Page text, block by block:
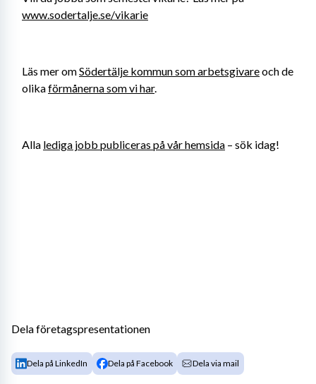
www.sodertalje.se/vikarie
Läs mer om Södertälje kommun som arbetsgivare och de
olika förmånerna som vi har.
Alla lediga jobb publiceras på vår hemsida – sök idag!
Dela företagspresentationen
Dela på LinkedIn Dela på Facebook Dela via mail